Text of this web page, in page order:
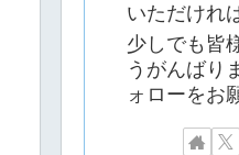
いただけれ
少しでも皆
うがんばり
ォローをお